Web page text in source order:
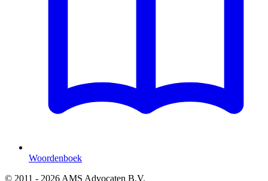
Woordenboek
© 2011 - 2026 AMS Advocaten B.V.